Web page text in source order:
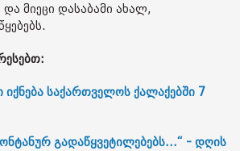
მიეცი დასაბამი ახალ,
საქართველოს ქალაქებში 7
გადაწყვეტილებებს...“ - დღის